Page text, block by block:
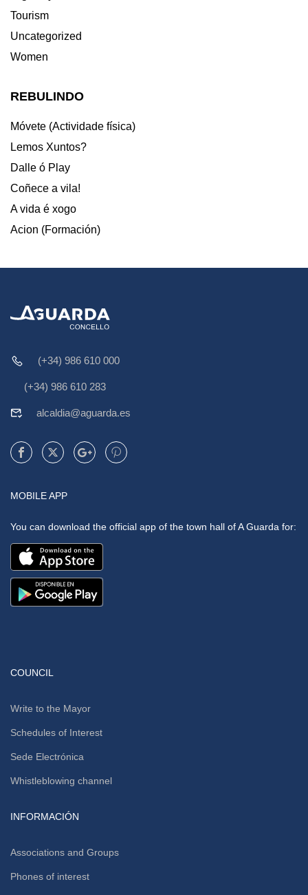
Tourism
Uncategorized
Women
REBULINDO
Móvete (Actividade física)
Lemos Xuntos?
Dalle ó Play
Coñece a vila!
A vida é xogo
Acion (Formación)
(+34) 986 610 000
(+34) 986 610 283
alcaldia@aguarda.es
MOBILE APP
You can download the official app of the town hall of A Guarda for:
COUNCIL
Write to the Mayor
Schedules of Interest
Sede Electrónica
Whistleblowing channel
INFORMACIÓN
Associations and Groups
Phones of interest